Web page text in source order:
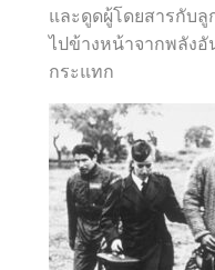
และดูดผู้โดยสารกับลู
ไปข้างหน้าจากพลังอั
กระแทก